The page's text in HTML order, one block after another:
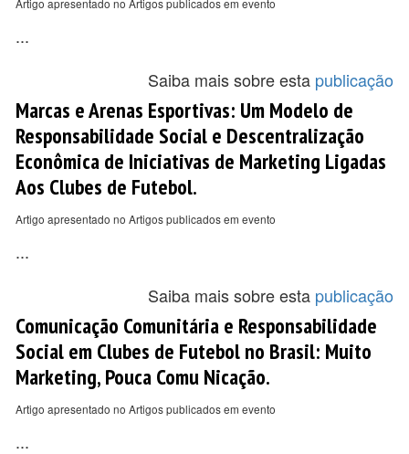
Artigo apresentado no Artigos publicados em evento
...
Saiba mais sobre esta publicação
Marcas e Arenas Esportivas: Um Modelo de
Responsabilidade Social e Descentralização
Econômica de Iniciativas de Marketing Ligadas
Aos Clubes de Futebol.
Artigo apresentado no Artigos publicados em evento
...
Saiba mais sobre esta publicação
Comunicação Comunitária e Responsabilidade
Social em Clubes de Futebol no Brasil: Muito
Marketing, Pouca Comu Nicação.
Artigo apresentado no Artigos publicados em evento
...